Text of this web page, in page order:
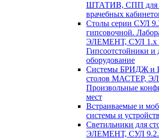
ШТАТИВ, СПП для
врачебных
Столы серии СУЛ
гипсовочной.
ЭЛЕМЕНТ, СУЛ
Гипсоотстойники и
оборудование
Системы БРИДЖ и
столов МАСТЕР,
Произвольные
мест
Встраиваемые и
системы и
Светильники для
ЭЛЕМЕНТ, СУЛ 9.2.